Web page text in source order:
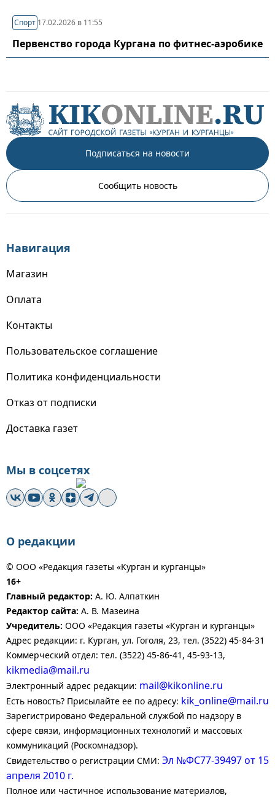
Спорт 17.02.2026 в 11:55
Первенство города Кургана по фитнес-аэробике
Подписаться на новости
Сообщить новость
Навигация
Магазин
Оплата
Контакты
Пользовательское соглашение
Политика конфиденциальности
Отказ от подписки
Доставка газет
Мы в соцсетях
О редакции
© ООО «Редакция газеты «Курган и курганцы»
16+
Главный редактор: А. Ю. Алпаткин
Редактор сайта: А. В. Мазеина
Учредитель: ООО «Редакция газеты «Курган и курганцы»
Адрес редакции: г. Курган, ул. Гоголя, 23, тел. (3522) 45-84-31
Коммерческий отдел: тел. (3522) 45-86-41, 45-93-13,
kikmedia@mail.ru
Электронный адрес редакции: mail@kikonline.ru
Есть новость? Присылайте ее по адресу: kik_online@mail.ru
Зарегистрировано Федеральной службой по надзору в
сфере связи, информационных технологий и массовых
коммуникаций (Роскомнадзор).
Свидетельство о регистрации СМИ: Эл №ФС77-39497 от 15
апреля 2010 г.
Полное или частичное использование материалов,